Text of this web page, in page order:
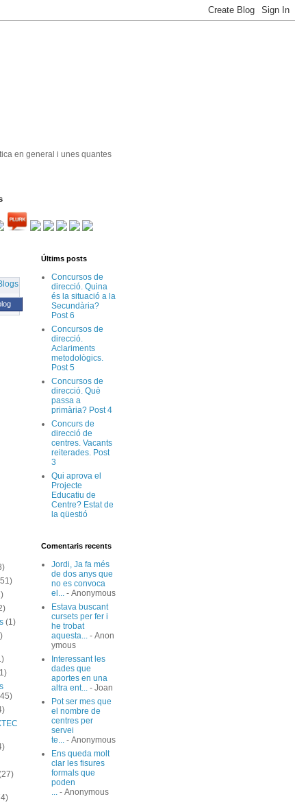
en general i unes quantes
(1)
Últims posts
Concursos de
direcció. Quina
és la situació a la
Secundària?
Post 6
Concursos de
direcció.
Aclariments
metodològics.
Post 5
Concursos de
direcció. Què
passa a
primària? Post 4
Concurs de
direcció de
centres. Vacants
reiterades. Post
3
Qui aprova el
Projecte
Educatiu de
Centre? Estat de
la qüestió
Comentaris recents
Jordi, Ja fa més
de dos anys que
no es convoca
el... - Anonymous
Estava buscant
cursets per fer i
he trobat
aquesta... - Anon
ymous
Interessant les
dades que
aportes en una
altra ent... - Joan
Pot ser mes que
el nombre de
centres per
servei
te... - Anonymous
Ens queda molt
clar les fisures
formals que
poden
... - Anonymous